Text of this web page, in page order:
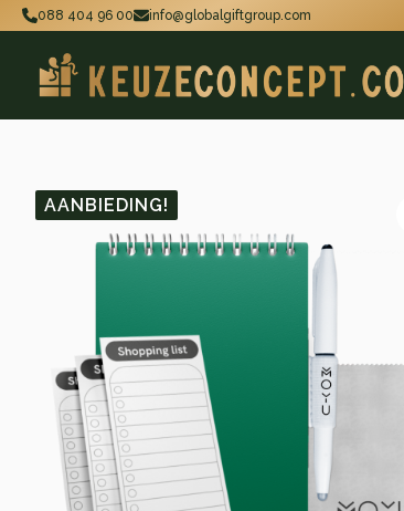
088 404 96 00 info@globalgiftgroup.com
AANBIEDING!